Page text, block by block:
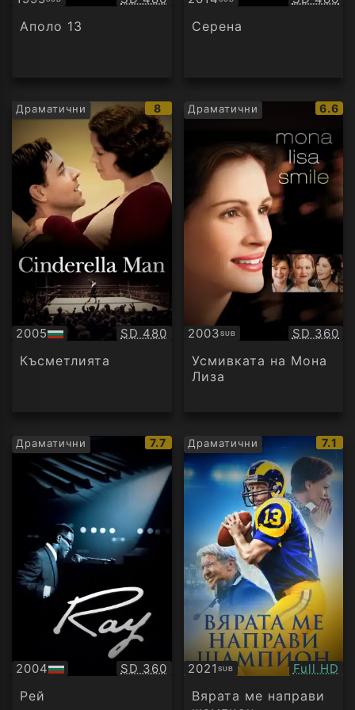
Субтитри
Аполо 13
Субтитри
Серена
Драматични
IMDb
рейтинг:
8
2005
БГ
аудио
Качество:
SD 480
Късметлията
Драматични
IMDb
6.6
2003SUB
Субтитри SD 360
Усмивката на Мона
Лиза
Драматични
IMDb
рейтинг:
7.7
2004
БГ
аудио
Качество:
SD 360
Рей
Драматични
IMDb
7.1
2021 SUB
Субтитри Full HD
Вярата ме направи